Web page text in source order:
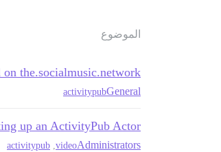
الموضوع
the.socialmusic.network
General
activitypub
up an ActivityPub Actor
Administrators
video
activitypub